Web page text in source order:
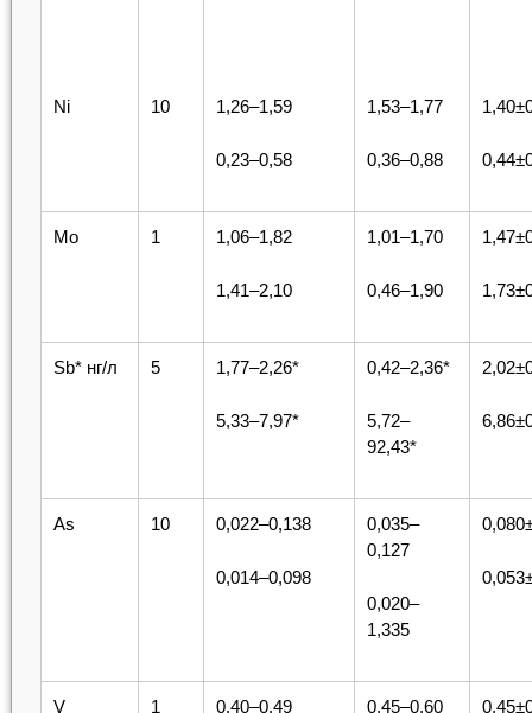
Ni 10 1,26–1,59
0,23–0,58
1,53–1,77
0,36–0,88
Mo 1 1,06–1,82
1,41–2,10
1,01–1,70
0,46–1,90
Sb* нг/л 5 1,77–2,26*
5,33–7,97*
0,42–2,36*
5,72–
92,43*
As 10 0,022–0,138
0,014–0,098
0,035–
0,127
0,020–
1,335
V 1 0,40–0,49 0,45–0,60